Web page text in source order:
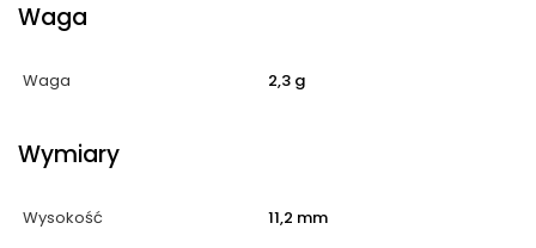
Waga
Waga 2,3 g
Wymiary
Wysokość
11,2 mm